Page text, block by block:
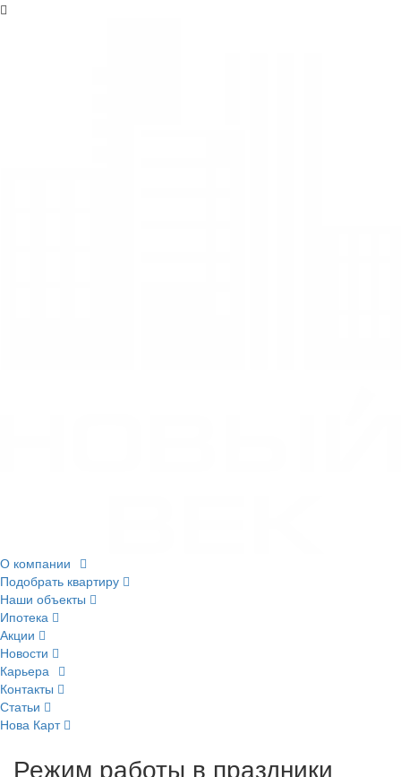
О компании
Подобрать квартиру
Наши объекты
Ипотека
Акции
Новости
Карьера
Контакты
Статьи
Нова Карт
Режим работы в праздники